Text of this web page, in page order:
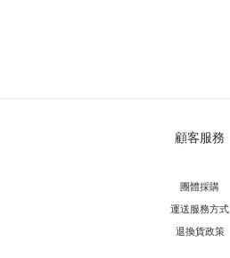
顧客服務
團體採購
運送服務方式
退換貨政策